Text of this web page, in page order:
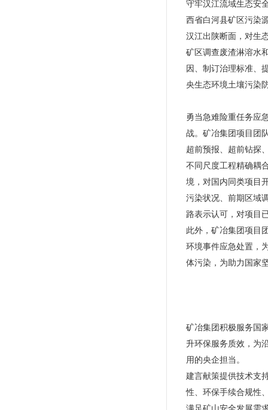
守牢汉江流域生态安
西省白河县矿区污染
汉江出陕断面，对生
矿区调查废渣淋溶水
因、制订治理标准、
央生态环境土壤污染
勇当急难险重任务应
战。矿冶集团项目团
超前预报、超前钻探
不同尺度工程精确耦
境，对国内同类项目
污染状况、前期区域
路表示认可，对项目
此外，矿冶集团项目
环境事件应急处置，
体污染，为助力国家
矿冶集团积极服务国
升环保服务质效，为
用的央企担当。
建言献策提供技术支
性、环保手续合规性